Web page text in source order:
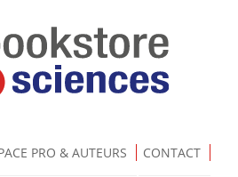
PRO & AUTEURS CONTACT